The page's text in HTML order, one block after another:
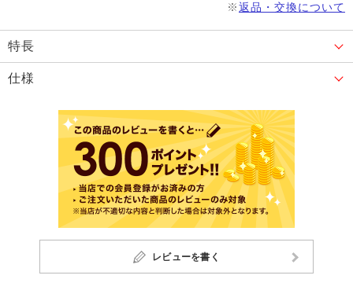
※返品・交換について
特長
仕様
レビューを書く